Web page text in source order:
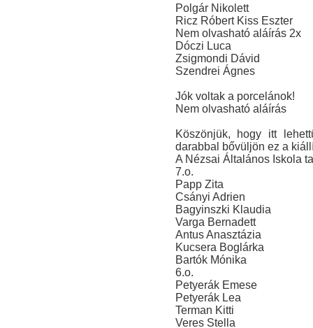
Polgár Nikolett
Ricz Róbert Kiss Eszter
Nem olvasható aláírás 2x
Dóczi Luca
Zsigmondi Dávid
Szendrei Ágnes
Jók voltak a porcelánok!
Nem olvasható aláírás
Köszönjük, hogy itt
darabbal bővüljön ez a
A Nézsai Általános Iskola
7.o.
Papp Zita
Csányi Adrien
Bagyinszki Klaudia
Varga Bernadett
Antus Anasztázia
Kucsera Boglárka
Bartók Mónika
6.o.
Petyerák Emese
Petyerák Lea
Terman Kitti
Veres Stella